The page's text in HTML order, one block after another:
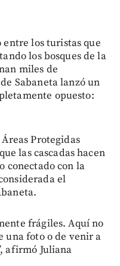
entre los turistas que
los bosques de la
miles de
Sabaneta lanzó un
opuesto:
Protegidas
las cascadas hacen
conectado con la
el
frágiles. Aquí no
una foto o de venir a
afirmó Juliana